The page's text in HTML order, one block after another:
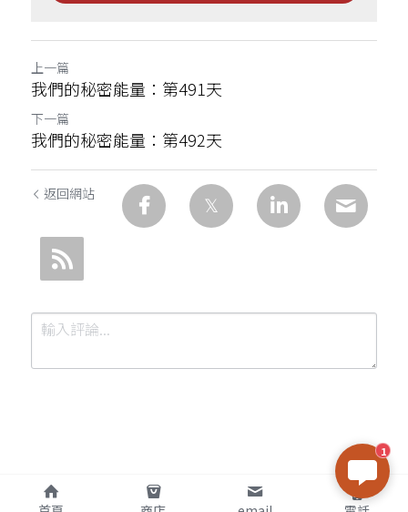
上一篇
我們的秘密能量：第491天
下一篇
我們的秘密能量：第492天
返回網站
提交
1